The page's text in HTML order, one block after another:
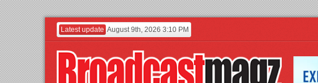
Latest update August 9th, 2026 3:10 PM